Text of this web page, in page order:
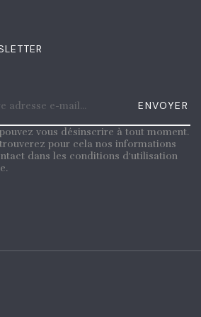
ENVOYER
vous désinscrire à tout moment.
pour cela nos informations
dans les conditions d'utilisation